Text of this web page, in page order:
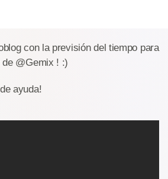
con la previsión del tiempo para
@Gemix ! :)
ayuda!